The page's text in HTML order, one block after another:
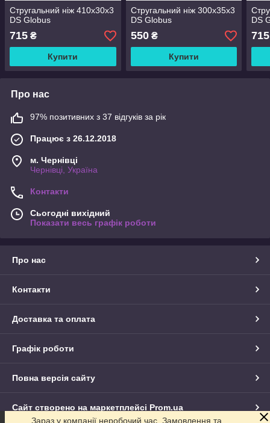
Стругальний ніж 410x30x3
DS Globus
715 ₴
Купити
Стругальний ніж 300x35x3
DS Globus
550₴
Купити
DS
715
Про нас
97% позитивних з 37 відгуків за рік
Працює з 26.12.2018
м. Чернівці
Чернівці, Україна
Контакти
Сьогодні вихідний
Показати весь графік роботи
Про нас
Контакти
Доставка та оплата
Графік роботи
Повна версія сайту
Сайт створено на маркетплейсі Prom.ua
Зараз у компанії неробочий час. Замовлення та